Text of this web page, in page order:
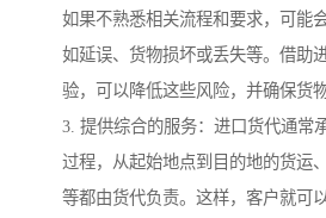
如果不熟悉相关流程和要求，可能
如延误、货物损坏或丢失等。借助
验，可以降低这些风险，并确保货
3. 提供综合的服务：进口货代通常
过程，从起始地点到目的地的货运
等都由货代负责。这样，客户就可